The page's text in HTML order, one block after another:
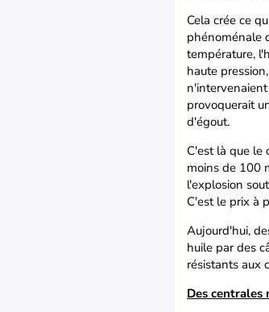
Cela crée ce
phénoménale
température,
haute
provoquerait
d'égout.
C'est là que le
moins de 100
l'explosion
C'est le prix à
Aujourd'hui,
huile par des
résistants aux
Des centrales